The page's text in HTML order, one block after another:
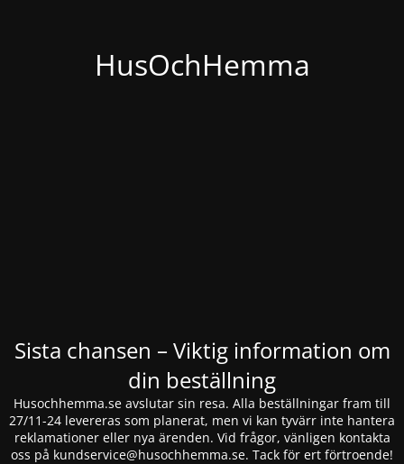
HusOchHemma
Sista chansen – Viktig information om
din beställning
Husochhemma.se avslutar sin resa. Alla beställningar fram till
27/11-24 levereras som planerat, men vi kan tyvärr inte hantera
reklamationer eller nya ärenden. Vid frågor, vänligen kontakta
oss på kundservice@husochhemma.se. Tack för ert förtroende!